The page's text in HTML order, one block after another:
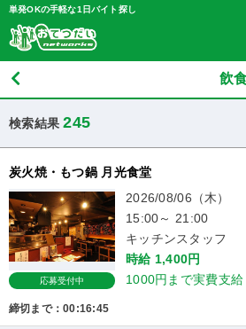
単発OKの手軽な1日バイト探し
飲
検索結果245
炭火焼・もつ鍋 月光食堂
応募受付中
2026/08/06（木）
15:00～ 21:00
キッチンスタッフ
時給 1,400円
1000円まで実費支給
締切まで：00:16:44